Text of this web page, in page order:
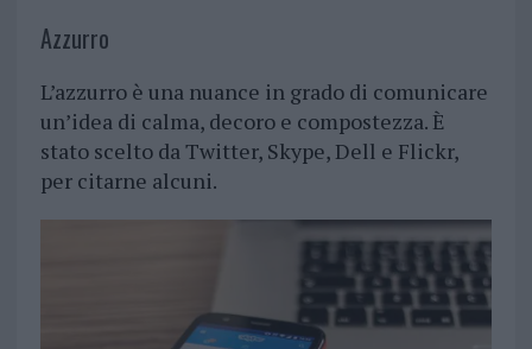
Azzurro
L’azzurro è una nuance in grado di comunicare
un’idea di calma, decoro e compostezza. È
stato scelto da Twitter, Skype, Dell e Flickr,
per citarne alcuni.